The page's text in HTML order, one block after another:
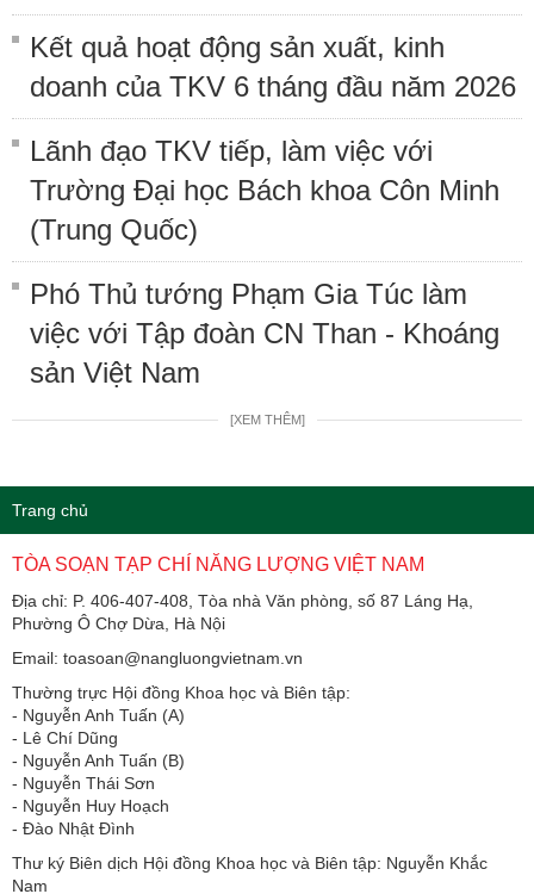
Kết quả hoạt động sản xuất, kinh
doanh của TKV 6 tháng đầu năm 2026
Lãnh đạo TKV tiếp, làm việc với
Trường Đại học Bách khoa Côn Minh
(Trung Quốc)
Phó Thủ tướng Phạm Gia Túc làm
việc với Tập đoàn CN Than - Khoáng
sản Việt Nam
[XEM THÊM]
Trang chủ
TÒA SOẠN TẠP CHÍ NĂNG LƯỢNG VIỆT NAM
Địa chỉ: P. 406-407-408, Tòa nhà Văn phòng, số 87 Láng Hạ,
Phường Ô Chợ Dừa, Hà Nội
Email: toasoan@nangluongvietnam.vn
Thường trực Hội đồng Khoa học và Biên tập:
​​​​​​- Nguyễn Anh Tuấn (A)
- Lê Chí Dũng
- Nguyễn Anh Tuấn (B)
- Nguyễn Thái Sơn
- Nguyễn Huy Hoạch
- Đào Nhật Đình
Thư ký Biên dịch Hội đồng Khoa học và Biên tập: Nguyễn Khắc
Nam